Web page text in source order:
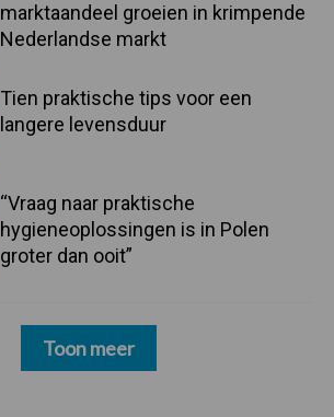
marktaandeel groeien in krimpende
Nederlandse markt
Tien praktische tips voor een
langere levensduur
“Vraag naar praktische
hygieneoplossingen is in Polen
groter dan ooit”
Toon meer